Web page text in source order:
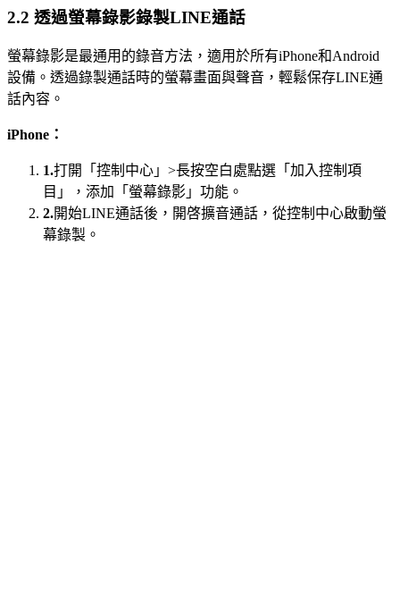
2.2 透過螢幕錄影錄製LINE通話
螢幕錄影是最通用的錄音方法，適用於所有iPhone和Android
設備。透過錄製通話時的螢幕畫面與聲音，輕鬆保存LINE通
話內容。
iPhone：
1.打開「控制中心」>長按空白處點選「加入控制項
目」，添加「螢幕錄影」功能。
2.開始LINE通話後，開啓擴音通話，從控制中心啟動螢
幕錄製。